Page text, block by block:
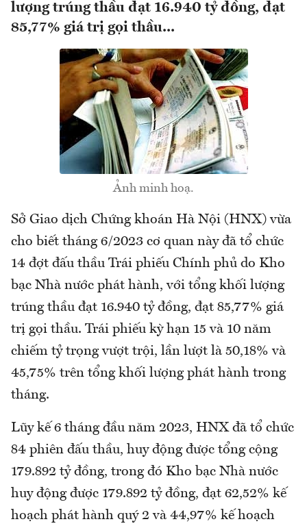
lượng trúng thầu đạt 16.940 tỷ đồng, đạt
85,77% giá trị gọi thầu...
Ảnh minh hoạ.
Sở Giao dịch Chứng khoán Hà Nội (HNX) vừa
cho biết tháng 6/2023 cơ quan này đã tổ chức
14 đợt đấu thầu Trái phiếu Chính phủ do Kho
bạc Nhà nước phát hành, với tổng khối lượng
trúng thầu đạt 16.940 tỷ đồng, đạt 85,77% giá
trị gọi thầu. Trái phiếu kỳ hạn 15 và 10 năm
chiếm tỷ trọng vượt trội, lần lượt là 50,18% và
45,75% trên tổng khối lượng phát hành trong
tháng.
Lũy kế 6 tháng đầu năm 2023, HNX đã tổ chức
84 phiên đấu thầu, huy động được tổng cộng
179.892 tỷ đồng, trong đó Kho bạc Nhà nước
huy động được 179.892 tỷ đồng, đạt 62,52% kế
hoạch phát hành quý 2 và 44,97% kế hoạch